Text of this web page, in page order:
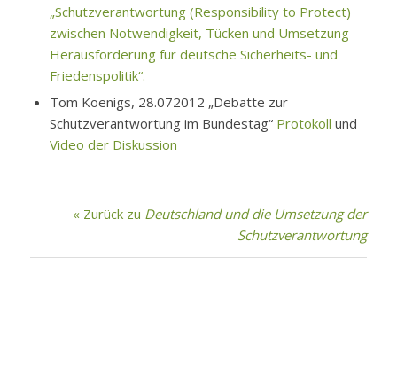
„Schutzverantwortung (Responsibility to Protect)
zwischen Notwendigkeit, Tücken und Umsetzung –
Herausforderung für deutsche Sicherheits- und
Friedenspolitik“.
Tom Koenigs, 28.072012 „Debatte zur
Schutzverantwortung im Bundestag“ Protokoll und
Video der Diskussion
« Zurück zu Deutschland und die Umsetzung der
Schutzverantwortung